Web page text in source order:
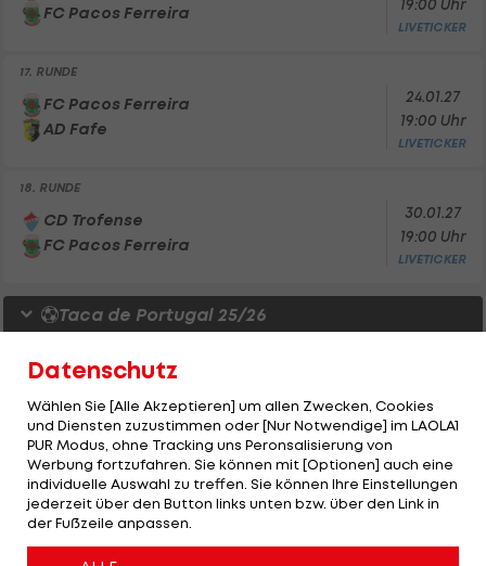
FC Pacos Ferreira
19:00 Uhr
LIVETICKER
17. RUNDE
FC Pacos Ferreira
AD Fafe
24.01.27
19:00 Uhr
LIVETICKER
18. RUNDE
CD Trofense
FC Pacos Ferreira
30.01.27
19:00 Uhr
LIVETICKER
Taca de Portugal 25/26
3. RUNDE
FC Pacos Ferreira
Sporting Lissabon
2
3
Liga Portugal 2 25/26
Ergebnisse
Datenschutz
Wählen Sie [Alle Akzeptieren] um allen Zwecken, Cookies
und Diensten zuzustimmen oder [Nur Notwendige] im LAOLA1
PUR Modus, ohne Tracking uns Peronsalisierung von
Werbung fortzufahren. Sie können mit [Optionen] auch eine
individuelle Auswahl zu treffen. Sie können Ihre Einstellungen
jederzeit über den Button links unten bzw. über den Link in
der Fußzeile anpassen.